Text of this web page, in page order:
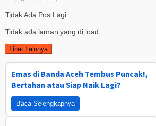
Tidak Ada Pos Lagi.
Tidak ada laman yang di load.
Lihat Lainnya
Emas di Banda Aceh Tembus Puncak!,
Bertahan atau Siap Naik Lagi?
Baca Selengkapnya